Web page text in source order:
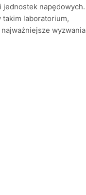
napędowych.
laboratorium,
wyzwania